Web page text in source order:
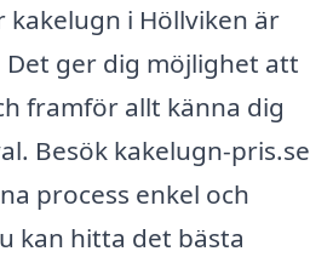
i Höllviken är
ger dig möjlighet att
framför allt känna dig
Besök kakelugn-pris.se
process enkel och
kan hitta det bästa